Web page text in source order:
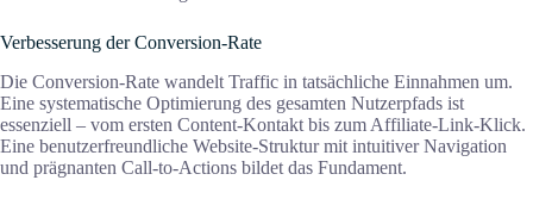
Verbesserung der Conversion-Rate
Die Conversion-Rate wandelt Traffic in tatsächliche Einnahmen um.
Eine systematische Optimierung des gesamten Nutzerpfads ist
essenziell – vom ersten Content-Kontakt bis zum Affiliate-Link-Klick.
Eine benutzerfreundliche Website-Struktur mit intuitiver Navigation
und prägnanten Call-to-Actions bildet das Fundament.